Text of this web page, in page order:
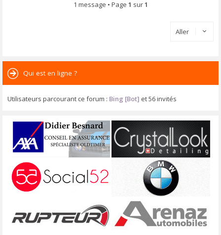
1 message • Page 1 sur1
Aller
Qui est en ligne ?
Utilisateurs parcourant ce forum : Bing [Bot] et 56 invités